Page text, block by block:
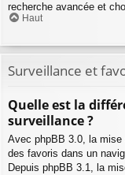
recherche avancée et
Haut
Surveillance et
Quelle est la
surveillance ?
Avec phpBB 3.0, la mise
des favoris dans un
Depuis phpBB 3.1, la